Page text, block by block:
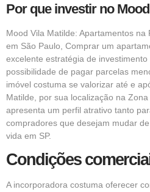
Por que investir no
Mood Vila Matilde: Apartamentos na
em São Paulo, Comprar um
excelente estratégia de investimento
possibilidade de pagar parcelas
imóvel costuma se valorizar até e
Matilde, por sua localização na
apresenta um perfil atrativo tanto
compradores que desejam mudar
vida em SP.
Condições
A incorporadora costuma oferecer